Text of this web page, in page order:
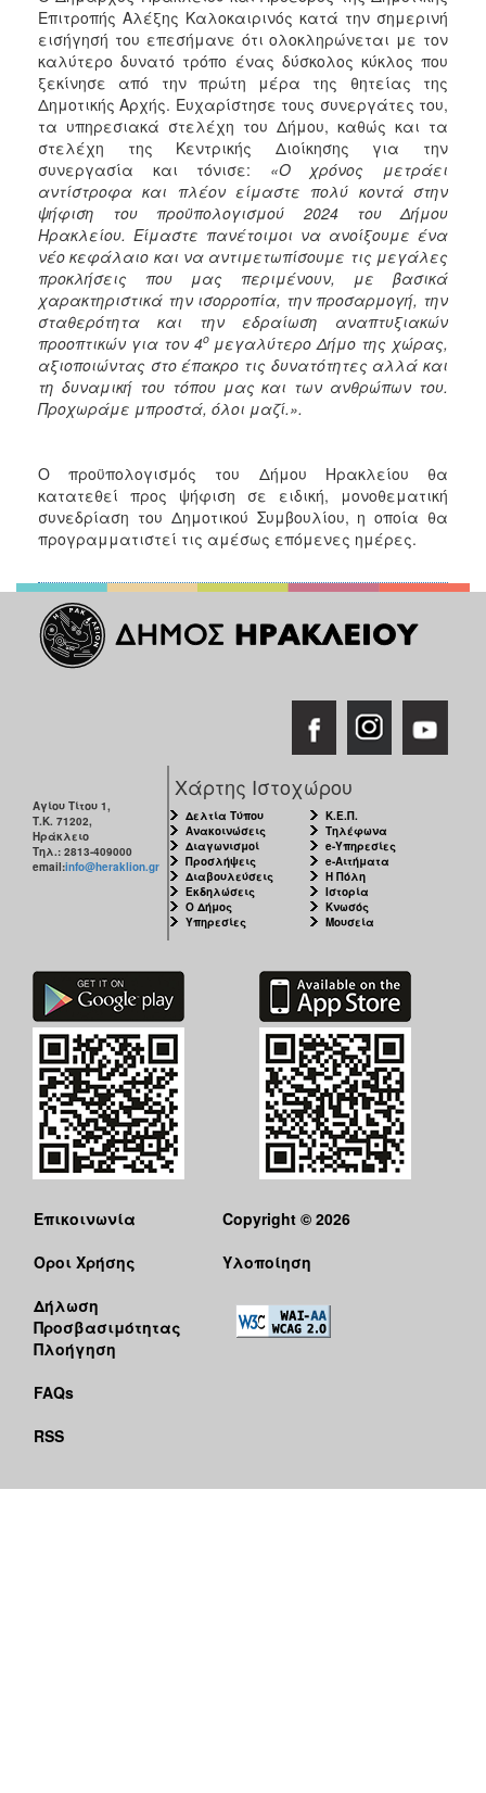
Επιτροπής Αλέξης Καλοκαιρινός κατά την σημερινή
εισήγησή του επεσήμανε ότι ολοκληρώνεται με τον
καλύτερο δυνατό τρόπο ένας δύσκολος κύκλος που
ξεκίνησε από την πρώτη μέρα της θητείας της
Δημοτικής Αρχής. Ευχαρίστησε τους συνεργάτες του,
τα υπηρεσιακά στελέχη του Δήμου, καθώς και τα
στελέχη της Κεντρικής Διοίκησης για την
συνεργασία και τόνισε: «Ο χρόνος μετράει
αντίστροφα και πλέον είμαστε πολύ κοντά στην
ψήφιση του προϋπολογισμού 2024 του Δήμου
Ηρακλείου. Είμαστε πανέτοιμοι να ανοίξουμε ένα
νέο κεφάλαιο και να αντιμετωπίσουμε τις μεγάλες
προκλήσεις που μας περιμένουν, με βασικά
χαρακτηριστικά την ισορροπία, την προσαρμογή, την
σταθερότητα και την εδραίωση αναπτυξιακών
προοπτικών για τον 4ομεγαλύτερο Δήμο της χώρας,
αξιοποιώντας στο έπακρο τις δυνατότητες αλλά και
τη δυναμική του τόπου μας και των ανθρώπων του.
Προχωράμε μπροστά, όλοι μαζί.».
Ο προϋπολογισμός του Δήμου Ηρακλείου θα
κατατεθεί προς ψήφιση σε ειδική, μονοθεματική
συνεδρίαση του Δημοτικού Συμβουλίου, η οποία θα
προγραμματιστεί τις αμέσως επόμενες ημέρες.
Αγίου Τίτου 1,
Τ.Κ. 71202,
Ηράκλειο
Τηλ.: 2813-409000
email:info@heraklion.gr
Χάρτης Ιστοχώρου
Δελτία Τύπου
Ανακοινώσεις
Διαγωνισμοί
Προσλήψεις
Διαβουλεύσεις
Εκδηλώσεις
Ο Δήμος
Υπηρεσίες
Κ.Ε.Π.
Τηλέφωνα
e-Υπηρεσίες
e-Αιτήματα
Η Πόλη
Ιστορία
Κνωσός
Μουσεία
Επικοινωνία
Όροι Χρήσης
Δήλωση
Προσβασιμότητας
Πλοήγηση
FAQs
RSS
Copyright © 2026
Υλοποίηση